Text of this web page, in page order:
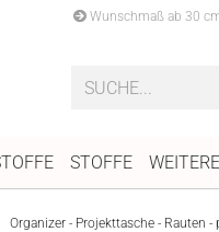
Wunschmaß ab 30
STOFFE WEITERE
Organizer - Projekttasche - Rauten -